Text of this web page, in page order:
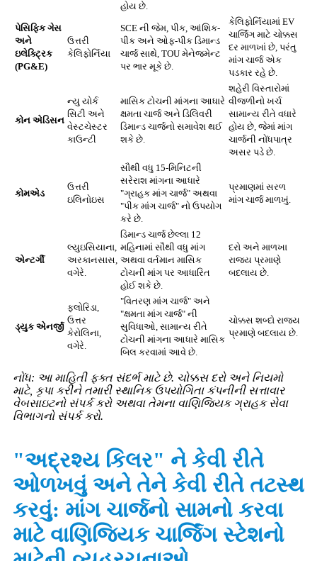
હોય છે.
પેસિફિક ગેસ
અને
ઇલેક્ટ્રિક
(PG&E)
ઉત્તરી
કેલિફોર્નિયા
SCE ની જેમ, પીક, આંશિક-
પીક અને ઓફ-પીક ડિમાન્ડ
ચાર્જ સાથે, TOU મેનેજમેન્ટ
પર ભાર મૂકે છે.
કેલિફોર્નિયામાં EV
ચાર્જિંગ માટે ચોક્કસ
દર માળખાં છે, પરંતુ
માંગ ચાર્જ એક
પડકાર રહે છે.
કોન એડિસન
ન્યુ યોર્ક
સિટી અને
વેસ્ટચેસ્ટર
કાઉન્ટી
માસિક ટોચની માંગના આધારે
ક્ષમતા ચાર્જ અને ડિલિવરી
ડિમાન્ડ ચાર્જનો સમાવેશ થઈ
શકે છે.
શહેરી વિસ્તારોમાં
વીજળીનો ખર્ચ
સામાન્ય રીતે વધારે
હોય છે, જેમાં માંગ
ચાર્જની નોંધપાત્ર
અસર પડે છે.
કોમએડ
ઉત્તરી
ઇલિનોઇસ
સૌથી વધુ 15-મિનિટની
સરેરાશ માંગના આધારે
"ગ્રાહક માંગ ચાર્જ" અથવા
"પીક માંગ ચાર્જ" નો ઉપયોગ
કરે છે.
પ્રમાણમાં સરળ
માંગ ચાર્જ માળખું.
એન્ટર્ગી
લ્યુઇસિયાના,
અરકાનસાસ,
વગેરે.
ડિમાન્ડ ચાર્જ છેલ્લા 12
મહિનામાં સૌથી વધુ માંગ
અથવા વર્તમાન માસિક
ટોચની માંગ પર આધારિત
હોઈ શકે છે.
દરો અને માળખા
રાજ્ય પ્રમાણે
બદલાય છે.
ડ્યુક એનર્જી
ફ્લોરિડા,
ઉત્તર
કેરોલિના,
વગેરે.
"વિતરણ માંગ ચાર્જ" અને
"ક્ષમતા માંગ ચાર્જ" ની
સુવિધાઓ, સામાન્ય રીતે
ટોચની માંગના આધારે માસિક
બિલ કરવામાં આવે છે.
ચોક્કસ શબ્દો રાજ્ય
પ્રમાણે બદલાય છે.
નોંધ: આ માહિતી ફક્ત સંદર્ભ માટે છે. ચોક્કસ દરો અને નિયમો
માટે, કૃપા કરીને તમારી સ્થાનિક ઉપયોગિતા કંપનીની સત્તાવાર
વેબસાઇટનો સંપર્ક કરો અથવા તેમના વાણિજ્યિક ગ્રાહક સેવા
વિભાગનો સંપર્ક કરો.
"અદ્રશ્ય કિલર" ને કેવી રીતે
ઓળખવું અને તેને કેવી રીતે તટસ્થ
કરવું: માંગ ચાર્જનો સામનો કરવા
માટે વાણિજ્યિક ચાર્જિંગ સ્ટેશનો